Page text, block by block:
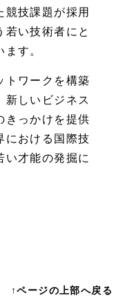
競技課題が採用
若い技術者にと
す。
トワークを構築
新しいビジネス
きっかけを提供
における国際技
い才能の発掘に
↑ページの上部へ戻る